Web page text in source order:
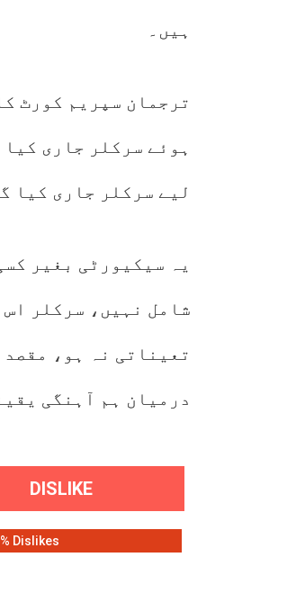
ہیں۔
ترجمان سپریم کورٹ
ہوئے سرکلر جاری
لیے سرکلر جاری کیا
یہ سیکیورٹی بغیر
شامل نہیں، سرکلر
تعیناتی نہ ہو،
درمیان ہم آہنگی
DISLIKE
Dislikes